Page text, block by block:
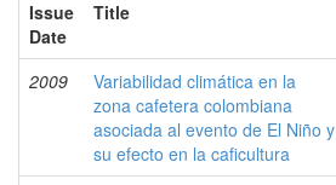
Issue
Date
Title
2009
Variabilidad climática en la
zona cafetera colombiana
asociada al evento de El Niño y
su efecto en la caficultura